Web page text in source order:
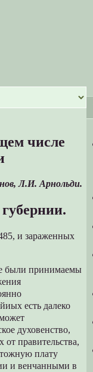
числе
Л.И. Арнольди.
и зараженных
были принимаемы
есть далеко
духовенство,
правительства,
плату
и венчанными в